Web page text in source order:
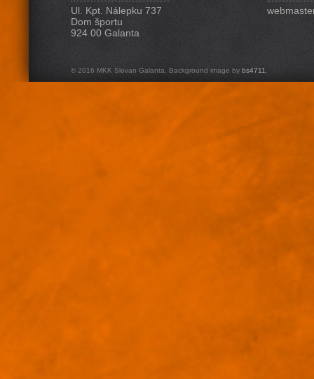
Ul. Kpt. Nálepku 737
Dom športu
924 00 Galanta
© 2016 MKK Slovan Galanta. Background image by bs4711